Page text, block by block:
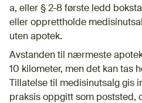
a, eller § 2-8 første ledd
eller opprettholde
uten apotek.
Avstanden til nærmeste
10 kilometer, men det kan tas
Tillatelse til medisinutsalg gis
praksis oppgitt som poststed,